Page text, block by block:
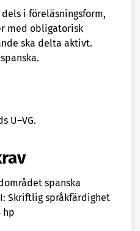
i föreläsningsform,
med obligatorisk
ska delta aktivt.
U–VG.
spanska
Skriftlig språkfärdighet
hp